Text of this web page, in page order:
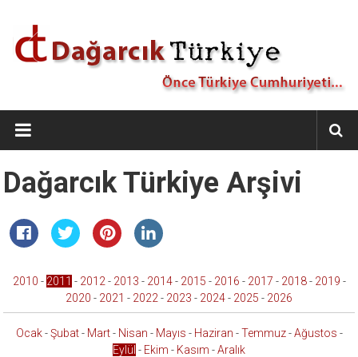
Dağarcık
Türkiye
Önce
Türkiye
Dağarcık Türkiye Arşivi
2010 - 2011 - 2012 - 2013 - 2014- 2015 - 2016 - 2017 - 2018- 2019 -
2020 - 2021 - 2022 - 2023 - 2024- 2025 - 2026
Ocak-Şubat- Mart- Nisan - Mayıs - Haziran -Temmuz-Ağustos -
Eylül - Ekim - Kasım -Aralık